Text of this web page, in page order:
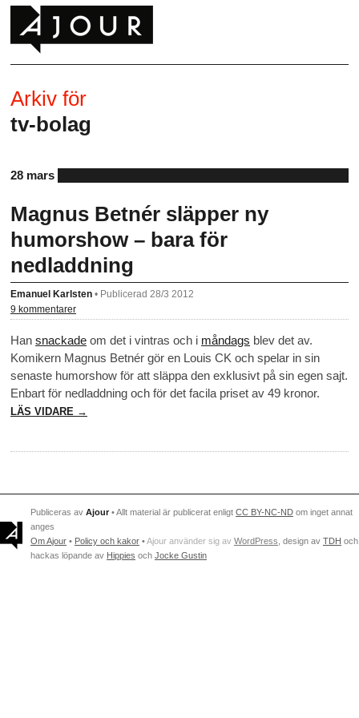
Arkiv för
tv-bolag
28 mars
Magnus Betnér släpper ny
humorshow – bara för
nedladdning
Emanuel Karlsten • Publicerad 28/3 2012
9 kommentarer
Han snackade om det i vintras och i måndags blev det av.
Komikern Magnus Betnér gör en Louis CK och spelar in sin
senaste humorshow för att släppa den exklusivt på sin egen sajt.
Enbart för nedladdning och för det facila priset av 49 kronor.
LÄS VIDARE →
Publiceras av Ajour • Allt material är publicerat enligt CC BY-NC-ND om inget annat
anges
Om Ajour • Policy och kakor •Ajour använder sig av WordPress , design av TDH och
hackas löpande av Hippies och Jocke Gustin